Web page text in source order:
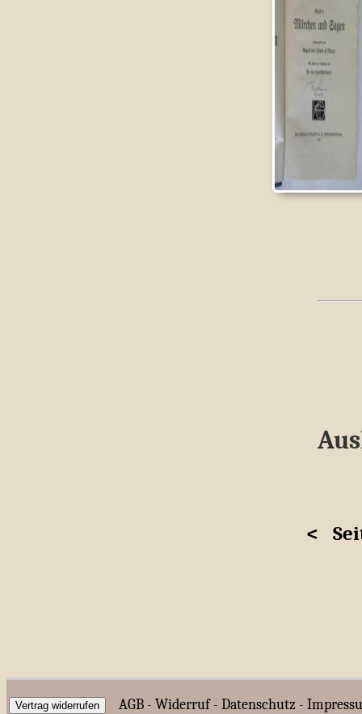
<
Vertrag widerrufen AGB - Widerruf- Datenschutz -